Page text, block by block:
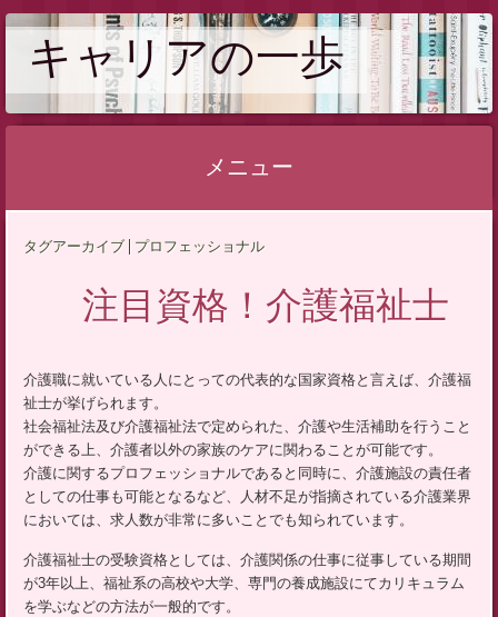
キャリアの一歩
メニュー
へ
ス
キ
ッ
プ
タグアーカイブ | プロフェッショナル
注目資格！介護福祉士
介護職に就いている人にとっての代表的な国家資格と言えば、介護福
祉士が挙げられます。
社会福祉法及び介護福祉法で定められた、介護や生活補助を行うこと
ができる上、介護者以外の家族のケアに関わることが可能です。
介護に関するプロフェッショナルであると同時に、介護施設の責任者
としての仕事も可能となるなど、人材不足が指摘されている介護業界
においては、求人数が非常に多いことでも知られています。
介護福祉士の受験資格としては、介護関係の仕事に従事している期間
が3年以上、福祉系の高校や大学、専門の養成施設にてカリキュラム
を学ぶなどの方法が一般的です。